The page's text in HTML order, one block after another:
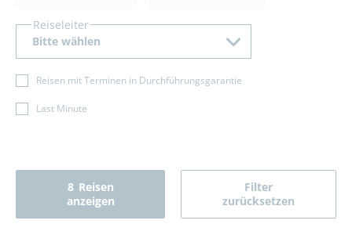
Reiseleiter
Bitte wählen
Reisen mit Terminen in Durchführungsgarantie
Last Minute
8 Reisen
anzeigen
Filter
zurücksetzen